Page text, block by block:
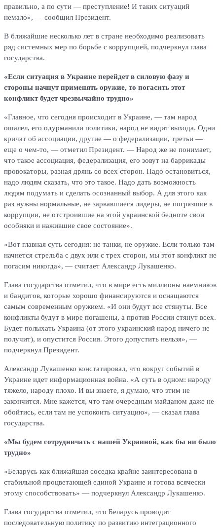
правильно, а по сути — преступление! И таких ситуаций
немало», — сообщил Президент.
В ближайшие несколько лет в стране необходимо реализовать
ряд системных мер по борьбе с коррупцией, подчеркнул глава
государства.
«Если ситуация в Украине перейдет в силовую фазу и
стороны начнут применять оружие, то погасить этот
конфликт будет чрезвычайно трудно»
«Главное, что сегодня происходит в Украине, — там народ
ошалел, его одурманили политики, народ не видит выхода. Одни
кричат об ассоциации, другие — о федерализации, третьи —
еще о чем-то, — отметил Президент. — Народ же не понимает,
что такое ассоциация, федерализация, его зовут на баррикады
провокаторы, разная дрянь со всех сторон. Надо остановиться,
надо людям сказать, что это такое. Надо дать возможность
людям подумать и сделать осознанный выбор. А для этого как
раз нужны нормальные, не зарвавшиеся лидеры, не погрязшие в
коррупции, не отстроившие на этой украинской бедноте свои
особняки и нажившие свое состояние».
«Вот главная суть сегодня: не танки, не оружие. Если только там
начнется стрельба с двух или с трех сторон, мы этот конфликт не
погасим никогда», — считает Александр Лукашенко.
Глава государства отметил, что в мире есть миллионы наемников
и бандитов, которые хорошо финансируются и оснащаются
самым современным оружием. «И они будут все стянуты. Все
конфликты будут в мире погашены, а против России стянут всех.
Будет полыхать Украина (от этого украинский народ ничего не
получит), и опустится Россия. Этого допустить нельзя», —
подчеркнул Президент.
Александр Лукашенко констатировал, что вокруг событий в
Украине идет информационная война. «А суть в одном: народу
тяжело, народу плохо. И вы знаете, я думаю, что этим не
закончится. Мне кажется, что там очередным майданом даже не
обойтись, если там не успокоить ситуацию», — сказал глава
государства.
«Мы будем сотрудничать с нашей Украиной, как бы ни было
трудно»
«Беларусь как ближайшая соседка крайне заинтересована в
стабильной процветающей единой Украине и готова всячески
этому способствовать» — подчеркнул Александр Лукашенко.
Глава государства отметил, что Беларусь проводит
последовательную политику по развитию интеграционного